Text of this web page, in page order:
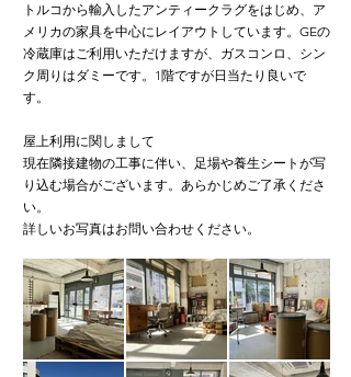
トルコから輸入したアンティークラグをはじめ、ア
メリカの家具を中心にレイアウトしています。GEの
冷蔵庫はご利用いただけますが、ガスコンロ、シン
ク周りはダミーです。1階ですが日当たり良いで
す。
屋上利用に関しまして
現在隣接建物の工事に伴い、足場や養生シートが写
り込む場合がございます。あらかじめご了承くださ
い。
詳しいお写真はお問い合わせください。